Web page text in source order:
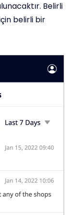
Belirli
belirli bir